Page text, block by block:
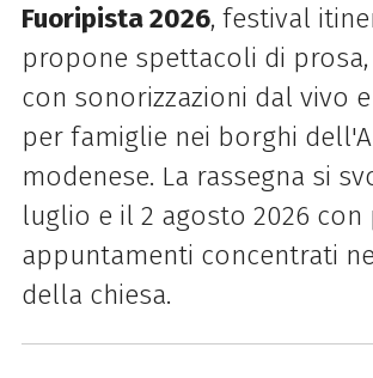
Fuoripista 2026, festival
propone spettacoli di
con sonorizzazioni dal vivo
per famiglie nei borghi
modenese. La rassegna si
luglio e il 2 agosto 2026 con
appuntamenti concentrati
della chiesa.